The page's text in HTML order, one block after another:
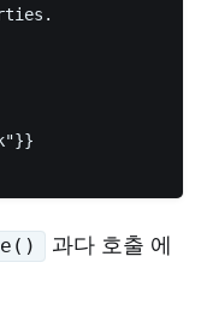
과다 호출 에